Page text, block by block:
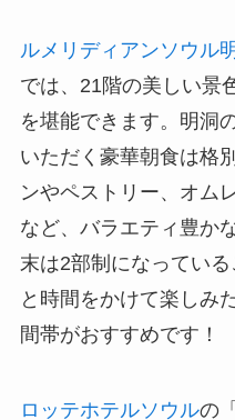
ルメリディアンソウル
では、21階の美しい景
を堪能できます。明洞
いただく豪華朝食は格
ンやペストリー、オム
など、バラエティ豊か
末は2部制になってい
と時間をかけて楽しみ
間帯がおすすめです！
ロッテホテルソウルの